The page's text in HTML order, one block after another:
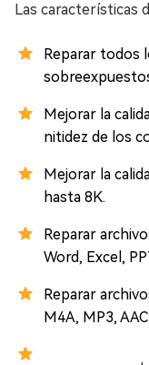
Las características
Reparar todos
Mejorar la
nitidez de los
Mejorar la
hasta 8K.
Reparar
Word, Excel,
Reparar
M4A, MP3,